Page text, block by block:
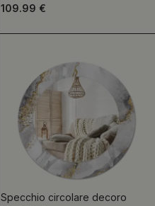
109.99 €
Specchio circolare decoro